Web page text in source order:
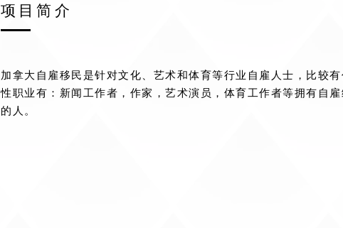
​项目简介
加拿大自雇移民是针对文化、艺术和体育等行业自雇人士，比较有
性职业有：新闻工作者，作家，艺术演员，体育工作者等拥有自雇
的人。